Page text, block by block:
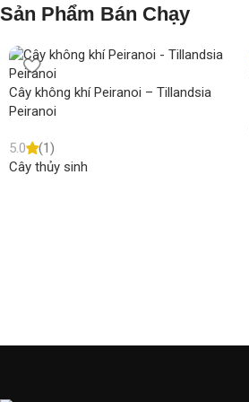
Sản Phẩm Bán Chạy
Cây không khí Peiranoi – Tillandsia
Peiranoi
5.0
(1)
Cây thủy sinh